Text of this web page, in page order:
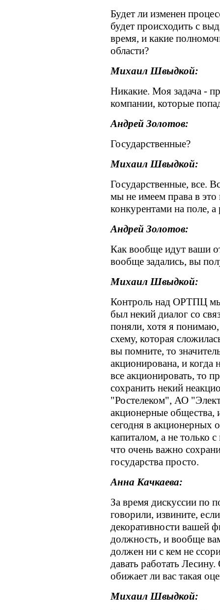
Будет ли изменен
будет происходить с
время, и какие
области?
Михаил Швыдкой:
Никакие. Моя задача -
компании, которые
Андрей Золотов:
Государственные?
Михаил Швыдкой:
Государственные, все.
мы не имеем права в
конкурентами на поле,
Андрей Золотов:
Как вообще идут ваши
вообще задались, вы
Михаил Швыдкой:
Контроль над ОРТПЦ мы
был некий диалог со
поняли, хотя я
схему, которая
вы помните, то
акционирована, и когда
все акционировать, то
сохранить некий
"Ростелеком", АО
акционерные общества,
сегодня в акционерных
капиталом, а не только
что очень важно
государства просто.
Анна Качкаева:
За время дискуссии по
говорили, извините,
декоративности вашей
должность, и вообще
должен ни с кем не
давать работать
обижает ли вас такая
Михаил Швыдкой: